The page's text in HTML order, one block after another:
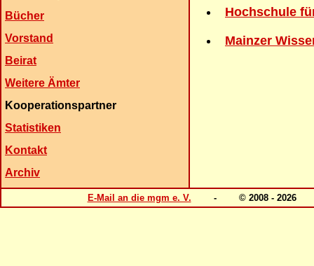
Bücher
Vorstand
Beirat
Weitere Ämter
Kooperationspartner
Statistiken
Kontakt
Archiv
Hochschule
Mainzer
E-Mail an die mgm e. V. - © 2008 -